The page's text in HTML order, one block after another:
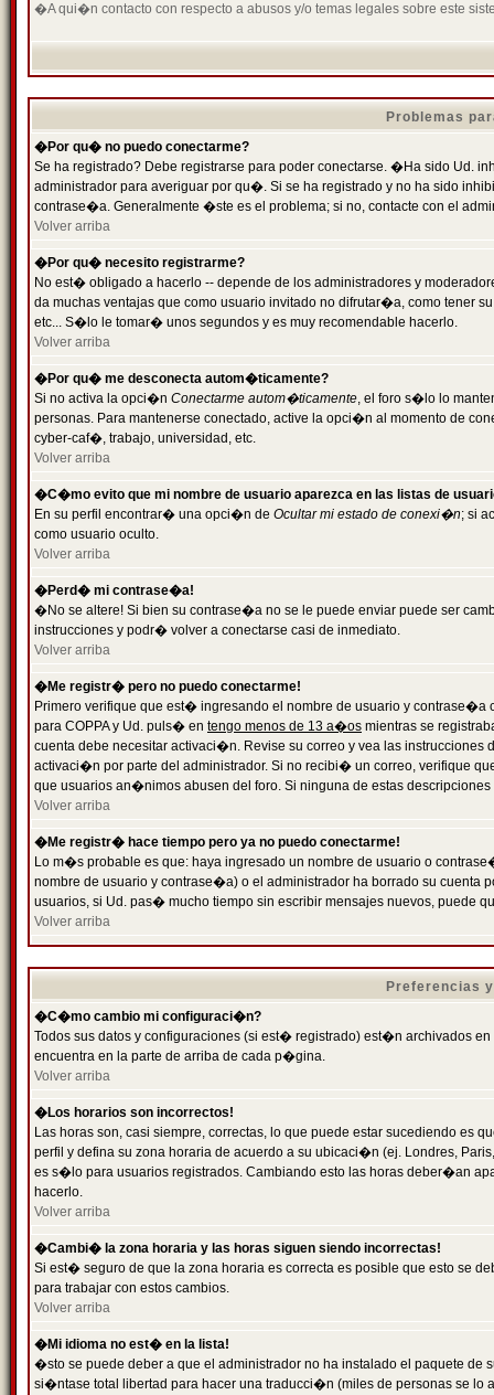
�A qui�n contacto con respecto a abusos y/o temas legales sobre este
Problemas
�Por qu� no puedo conectarme?
Se ha registrado? Debe registrarse para poder conectarse. �Ha sido Ud.
administrador para averiguar por qu�. Si se ha registrado y no ha sido
contrase�a. Generalmente �ste es el problema; si no, contacte con el
Volver arriba
�Por qu� necesito registrarme?
No est� obligado a hacerlo -- depende de los administradores y
da muchas ventajas que como usuario invitado no difrutar�a, como tener
etc... S�lo le tomar� unos segundos y es muy recomendable hacerlo.
Volver arriba
�Por qu� me desconecta autom�ticamente?
Si no activa la opci�n Conectarme autom�ticamente, el foro s�lo lo
personas. Para mantenerse conectado, active la opci�n al momento de
cyber-caf�, trabajo, universidad, etc.
Volver arriba
�C�mo evito que mi nombre de usuario aparezca en las listas de
En su perfil encontrar� una opci�n de Ocultar mi estado de conexi�n; si
como usuario oculto.
Volver arriba
�Perd� mi contrase�a!
�No se altere! Si bien su contrase�a no se le puede enviar puede ser
instrucciones y podr� volver a conectarse casi de inmediato.
Volver arriba
�Me registr� pero no puedo conectarme!
Primero verifique que est� ingresando el nombre de usuario y
para COPPA y Ud. puls� en tengo menos de 13 a�os mientras se
cuenta debe necesitar activaci�n. Revise su correo y vea las
activaci�n por parte del administrador. Si no recibi� un correo, verifique
que usuarios an�nimos abusen del foro. Si ninguna de estas
Volver arriba
�Me registr� hace tiempo pero ya no puedo conectarme!
Lo m�s probable es que: haya ingresado un nombre de usuario o
nombre de usuario y contrase�a) o el administrador ha borrado su
usuarios, si Ud. pas� mucho tiempo sin escribir mensajes nuevos, puede
Volver arriba
Preferencias
�C�mo cambio mi configuraci�n?
Todos sus datos y configuraciones (si est� registrado) est�n archivados
encuentra en la parte de arriba de cada p�gina.
Volver arriba
�Los horarios son incorrectos!
Las horas son, casi siempre, correctas, lo que puede estar sucediendo es
perfil y defina su zona horaria de acuerdo a su ubicaci�n (ej. Londres,
es s�lo para usuarios registrados. Cambiando esto las horas deber�an
hacerlo.
Volver arriba
�Cambi� la zona horaria y las horas siguen siendo incorrectas!
Si est� seguro de que la zona horaria es correcta es posible que esto se
para trabajar con estos cambios.
Volver arriba
�Mi idioma no est� en la lista!
�sto se puede deber a que el administrador no ha instalado el paquete
si�ntase total libertad para hacer una traducci�n (miles de personas se